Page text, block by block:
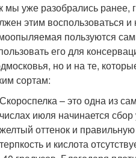
мы уже разобрались ранее,
этим воспользоваться
пользуются
его для
но и на те,
сортам:
Скороспелка – это одна из
числах июля начинается
желтый оттенок и
терпкость и кислота